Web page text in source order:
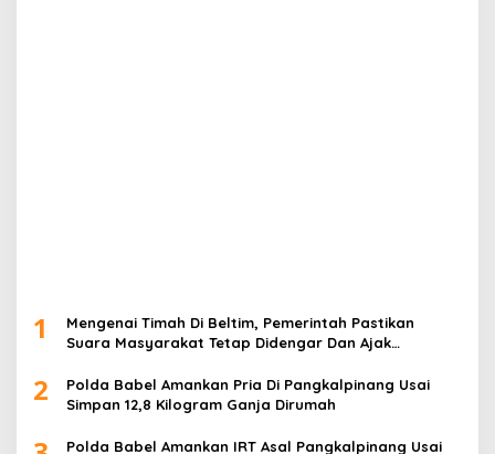
1
Mengenai Timah Di Beltim, Pemerintah Pastikan
Suara Masyarakat Tetap Didengar Dan Ajak
2
Polda Babel Amankan Pria Di Pangkalpinang Usai
Simpan 12,8 Kilogram Ganja Dirumah
Polda Babel Amankan IRT Asal Pangkalpinang Usai